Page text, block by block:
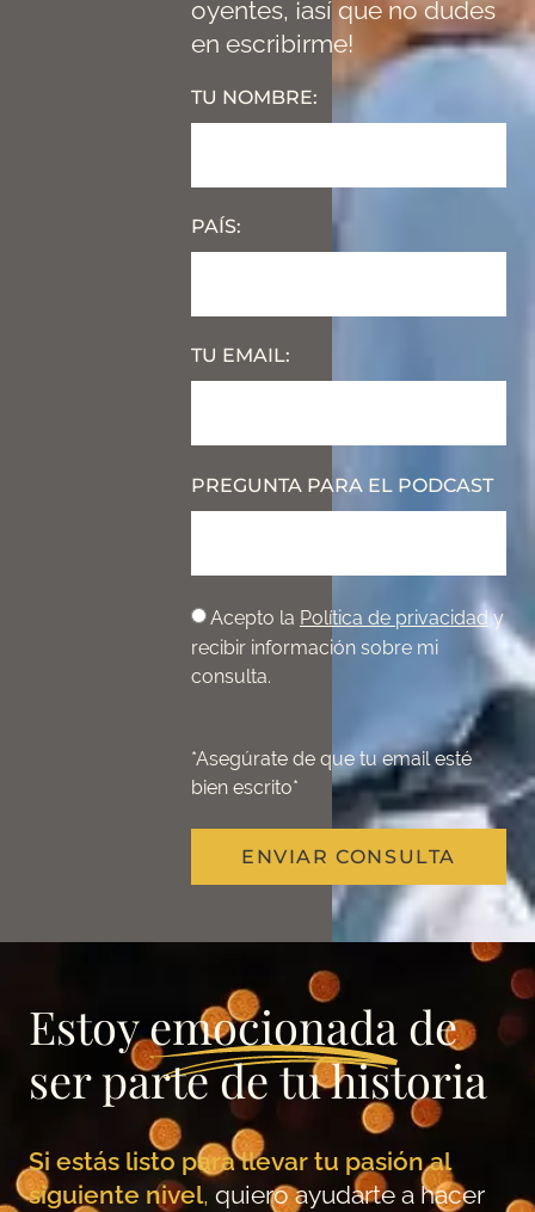
oyentes, ¡así que no dudes
en escribirme!
TU NOMBRE:
PAÍS:
TU EMAIL:
PREGUNTA PARA EL PODCAST
Acepto la Política de privacidady
recibir información sobre mi
consulta.
*Asegúrate de que tu email esté
bien escrito*
ENVIAR CONSULTA
Estoyemocionadade
ser parte de tu historia
Si estás listo para llevar tu pasión al
siguiente nivel, quiero ayudarte a hacer